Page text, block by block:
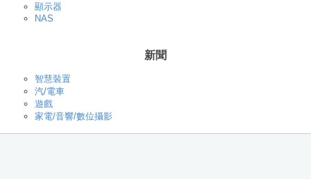
顯示器
NAS
新聞
智慧裝置
汽/電車
遊戲
家電/音響/數位攝影